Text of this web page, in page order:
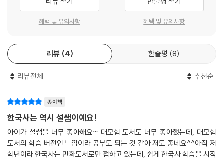
3. 엄마 아빠와 함께하는 다채로운 현장학습!
모든 주제에는 직접 찾아가는 현장 체험부터 유물·유적 이야기가 함께 실
행이 또 있을까요?
4. 역사는 흐름! 인물 연표로 정리해 봐요.
한 단원의 마지막은 인물 연표로 마무리해요. 앞에서 만났던 인물과 사건
요.
※ 단꿈아이 초등 교육 플랫폼 〈단꿈e〉에서는 한국사를 포함하여 독서, 독
해, 논술, 수학 등 다양한 교육 콘텐츠를 만나보실 수 있습니다. 홈페이지 :
https://www.dankkume.com/
혜택 및 유의사항 혜택 및 유의사항
리뷰 4 한줄평 8
리뷰전체 추천순
종이책
한국사는 역시 설쌤이예요!
아이가 설쌤을 너무 좋아해요~ 대모험 도서도 너무 좋아했는데, 대모험
도서의 학습 버전인 느낌이라 공부도 되는 것 같아 저도 좋네요^^아직 저
학년이라 한국사는 만화도서로만 접하고 있는데, 쉽게 한국사 학습을 시작